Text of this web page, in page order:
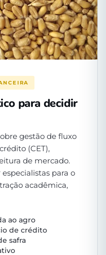
para decidir
gestão de fluxo
(CET),
de mercado.
para o
acadêmica,
ao agro
de crédito
safra